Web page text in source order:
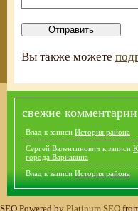
Вы также можете
свежие комментарии
Влад к записи История района
Сергей Валентинович к записи
города Варнавина
Влад к записи История района
SEO Powered by Platinum SEO